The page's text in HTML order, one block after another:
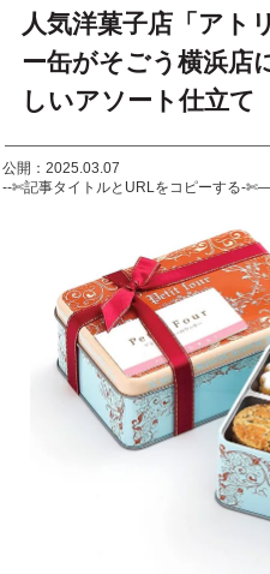
人気洋菓子店「アト
ー缶がそごう横浜店
しいアソート仕立て
公開：2025.03.07
--✄記事タイトルとURLをコピーする-